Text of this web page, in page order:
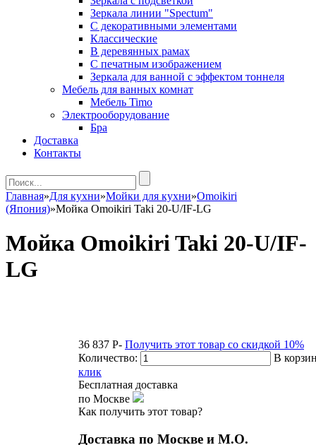
Зеркала линии "Spectum"
С декоративными элементами
Классические
В деревянных рамах
С печатным изображением
Зеркала для ванной с эффектом тоннеля
Мебель для ванных комнат
Мебель Timo
Электрооборудование
Бра
Доставка
Контакты
Главная»Для кухни»Мойки для кухни»Omoikiri
(Япония)»Мойка Omoikiri Taki 20-U/IF-LG
Мойка Omoikiri Taki 20-U/IF-
LG
36 837 P- Получить этот товар со скидкой 10%
Количество:
В
клик
Бесплатная доставка
по Москве
Как получить этот товар?
Доставка по Москве и М.О.